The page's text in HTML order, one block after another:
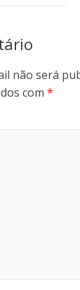
não será
com *